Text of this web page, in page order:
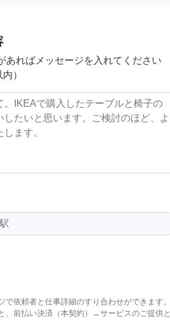
あればメッセージを入れてください
）
で依頼者と仕事詳細のすり合わせができます。
、前払い決済（本契約）→サービスのご提供と